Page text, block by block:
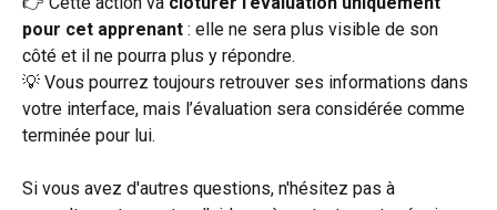
pour cet apprenant : elle ne sera plus visible de son
côté et il ne pourra plus y répondre.
💡 Vous pourrez toujours retrouver ses informations dans
votre interface, mais l’évaluation sera considérée comme
terminée pour lui.
Si vous avez d'autres questions, n'hésitez pas à